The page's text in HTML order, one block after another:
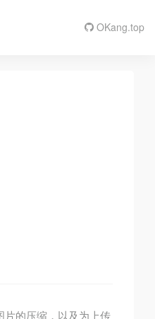
OKang.top
片的压缩，以及为上传